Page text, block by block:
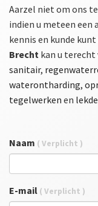
Aarzel niet om ons
indien u meteen een
kennis en kunde
Brecht kan u terecht
sanitair,
waterontharding,
tegelwerken en
Naam ( Verplicht )
E-mail ( Verplicht )